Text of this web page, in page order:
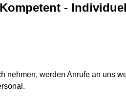
-
nehmen, werden Anrufe an uns